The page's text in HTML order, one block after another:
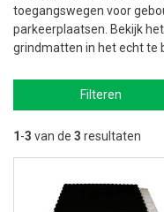
toegangswegen voor
parkeerplaatsen. Bekijk
grindmatten in het echt te
Filteren
1 -3 van de 3 resultaten